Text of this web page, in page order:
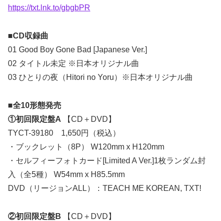
https://txt.lnk.to/gbgbPR
■CD収録曲
01 Good Boy Gone Bad [Japanese Ver.]
02 タイトル未定 ※日本オリジナル曲
03 ひとりの夜（Hitori no Yoru）※日本オリジナル曲
■全10形態発売
①初回限定盤A 【CD＋DVD】
TYCT-39180 1,650円（税込）
・ブックレット（8P） W120mm x H120mm
・セルフィーフォトカード[Limited A Ver.]1枚ランダム封
入（全5種） W54mm x H85.5mm
DVD（リージョンALL）：TEACH ME KOREAN, TXT!
②初回限定盤B 【CD＋DVD】